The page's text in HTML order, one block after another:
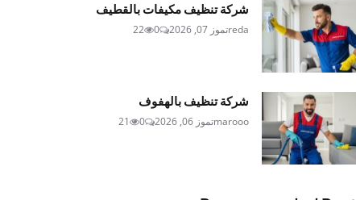
شركة تنظيف مكيفات بالقطيف
redaتموز 07, 2026 0
22
شركة تنظيف بالهفوف
maroooتموز 06, 2026 0
21